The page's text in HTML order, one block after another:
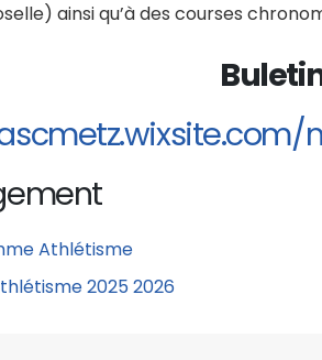
ainsi qu’à des courses
Athlétisme
2025 2026